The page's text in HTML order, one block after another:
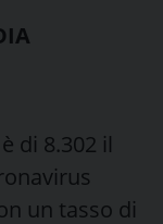
di 8.302 il
un tasso di